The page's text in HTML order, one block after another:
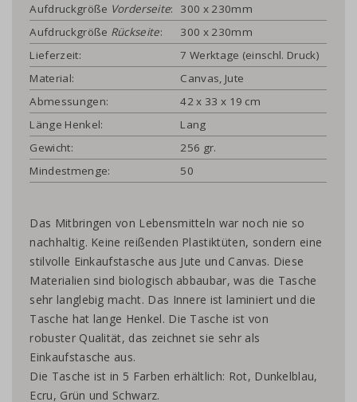
Aufdruckgröße Vorderseite:
300 x 230mm
Aufdruckgröße Rückseite:
300 x 230mm
Lieferzeit:
7 Werktage (einschl. Druck)
Material:
Canvas, Jute
Abmessungen:
42 x 33 x 19 cm
Länge Henkel:
Lang
Gewicht:
256 gr.
Mindestmenge:
50
Das Mitbringen von Lebensmitteln war noch nie so
nachhaltig. Keine reißenden Plastiktüten, sondern eine
stilvolle Einkaufstasche aus Jute und Canvas. Diese
Materialien sind biologisch abbaubar, was die Tasche
sehr langlebig macht. Das Innere ist laminiert und die
Tasche hat lange Henkel. Die Tasche ist von
robuster Qualität, das zeichnet sie sehr als
Einkaufstasche aus.
Die Tasche ist in 5 Farben erhältlich: Rot, Dunkelblau,
Ecru, Grün und Schwarz.